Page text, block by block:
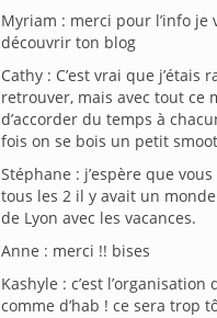
Myriam : merci pour l’info je
découvrir ton blog
Cathy : C’est vrai que j’étais
retrouver, mais avec tout ce
d’accorder du temps à
fois on se bois un petit
Stéphane : j’espère que
tous les 2 il y avait un
de Lyon avec les vacances.
Anne : merci !! bises
Kashyle : c’est l’organisation
comme d’hab ! ce sera trop